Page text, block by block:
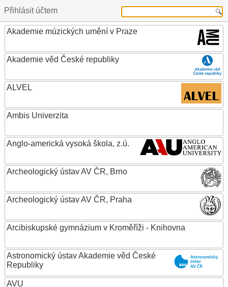
Přihlásit účtem
Akademie múzických umění v Praze
Akademie věd České republiky
ALVEL
Ambis Univerzita
Anglo-americká vysoká škola, z.ú.
Archeologický ústav AV ČR, Brno
Archeologický ústav AV ČR, Praha
Arcibiskupské gymnázium v Kroměříži - Knihovna
Astronomický ústav Akademie věd České
Republiky
AVU